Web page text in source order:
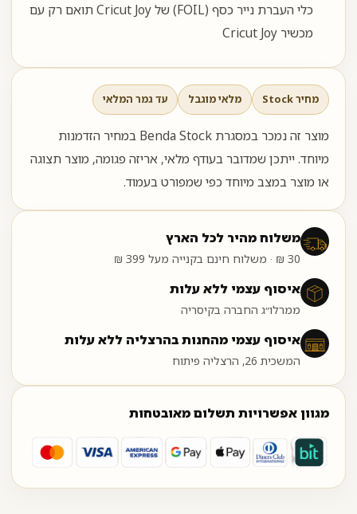
כלי העברת נייר כסף (FOIL) של Cricut Joy תואם רק עם
מכשיר Cricut Joy
מחיר Stock מלאי מוגבל עד גמר המלאי
מוצר זה נמכר במסגרת Benda Stock במחיר הזדמנות
מיוחד. ייתכן שמדובר בעודף מלאי, אריזה פגומה, מוצר תצוגה
או מוצר במצב מיוחד כפי שמפורט בעמוד.
משלוח מהיר לכל הארץ
30 ₪ · משלוח חינם בקנייה מעל 399 ₪
איסוף עצמי ללא עלות
ממרלו״ג החברה בקיסריה
איסוף עצמי מהחנות בהרצליה ללא עלות
המשכית 26, הרצליה פיתוח
מגוון אפשרויות תשלום מאובטחות